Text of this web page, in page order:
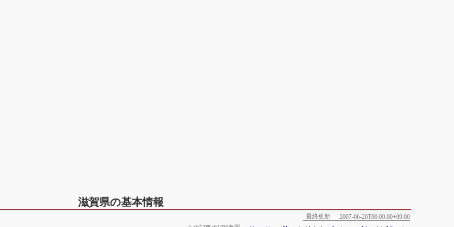
滋賀県の基本情報
最終更新
2007-06-20T00:00:00+09:00